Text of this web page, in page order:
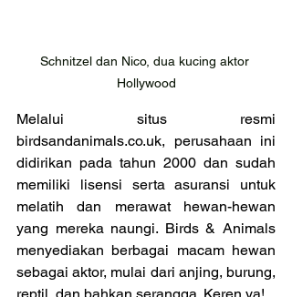
Schnitzel dan Nico, dua kucing aktor
Hollywood
birdsandanimals.co.uk, perusahaan ini
didirikan pada tahun 2000 dan sudah
memiliki lisensi serta asuransi untuk
melatih dan merawat hewan-hewan
yang mereka naungi. Birds & Animals
menyediakan berbagai macam hewan
sebagai aktor, mulai dari anjing, burung,